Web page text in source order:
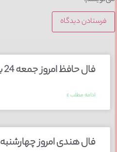
فال حافظ امروز جمعه 24 بهمن 1404
ادامه مطلب »
فال هندی امروز چهارشنبه 3 دی 1404